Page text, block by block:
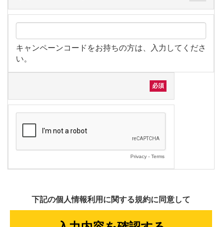
キャンペーンコードをお持ちの方は、入力してくださ
い。
Privacy - Terms
下記の個人情報利用に関する規約に同意して